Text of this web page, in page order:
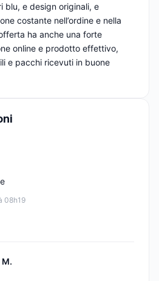
blu, e design originali, e
costante nell’ordine e nella
ha anche una forte
online e prodotto effettivo,
e pacchi ricevuti in buone
08h19